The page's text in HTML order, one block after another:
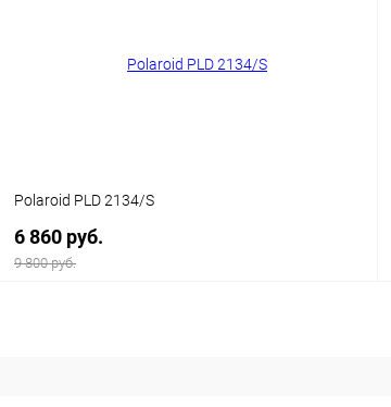
Polaroid PLD 2134/S
6 860 руб.
9 800 руб.